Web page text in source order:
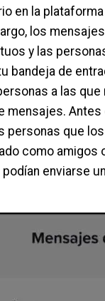
en la
los
y las
bandeja de
a las que
mensajes. Antes
personas que
como amigos
enviarse